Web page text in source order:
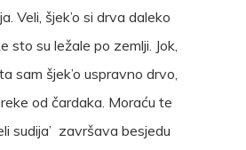
Veli, šjek’o si drva daleko
sto su ležale po zemlji. Jok,
sam šjek’o uspravno drvo,
od čardaka. Moraću te
sudija’ završava besjedu